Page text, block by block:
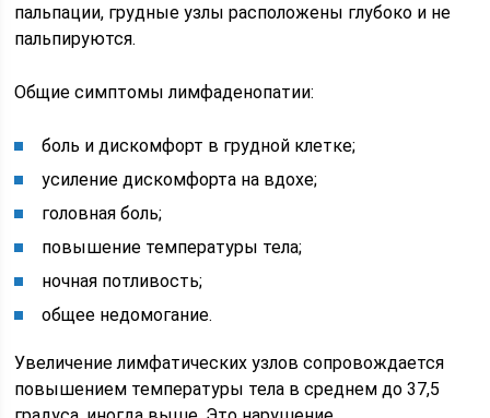
пальпации, грудные узлы расположены глубоко и не
пальпируются.
Общие симптомы лимфаденопатии:
боль и дискомфорт в грудной клетке;
усиление дискомфорта на вдохе;
головная боль;
повышение температуры тела;
ночная потливость;
общее недомогание.
Увеличение лимфатических узлов сопровождается
повышением температуры тела в среднем до 37,5